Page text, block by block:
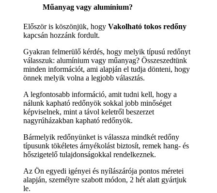
Műanyag vagy alumínium?
Először is köszönjük, hogy Vakolható tokos redőny
kapcsán hozzánk fordult.
Gyakran felmerülő kérdés, hogy melyik típusú redőnyt
válasszuk: alumínium vagy műanyag? Összeszedtünk
minden információt, ami alapján el tudja dönteni, hogy
önnek melyik volna a legjobb választás.
A legfontosabb információ, amit tudni kell, hogy a
nálunk kapható redőnyök sokkal jobb minőséget
képviselnek, mint a távol keletről beszerzet
nagyrúházakban kapható redőnyök.
Bármelyik redőnyünket is válassza mindkét redőny
típusunk tökéletes árnyékolást biztosít, remek hang- és
hőszigetelő tulajdonságokkal rendelkeznek.
Az Ön egyedi igényei és nyílászárója pontos méretei
alapján, személyre szabott módon, 2 hét alatt gyártjuk
le.